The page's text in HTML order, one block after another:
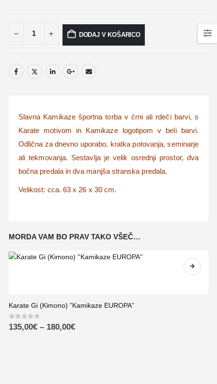
DODAJ V KOŠARICO
Slavna Kamikaze športna torba v črni ali rdeči barvi, s
Karate motivom in Kamikaze logotipom v beli barvi.
Odlična za dnevno uporabo, kratka potovanja, seminarje
ali tekmovanja. Sestavlja je velik osrednji prostor, dva
bočna predala in dva manjša stranska predala.
Velikost: cca. 63 x 26 x 30 cm.
MORDA VAM BO PRAV TAKO VŠEČ…
Karate Gi (Kimono) ”Kamikaze EUROPA”
0out of 5
135,00€ – 180,00€